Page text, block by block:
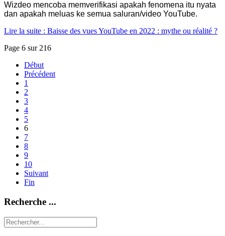
Wizdeo mencoba memverifikasi apakah fenomena itu nyata
dan apakah meluas ke semua saluran/video YouTube.
Lire la suite : Baisse des vues YouTube en 2022 : mythe ou réalité ?
Page 6 sur 216
Début
Précédent
1
2
3
4
5
6
7
8
9
10
Suivant
Fin
Recherche ...